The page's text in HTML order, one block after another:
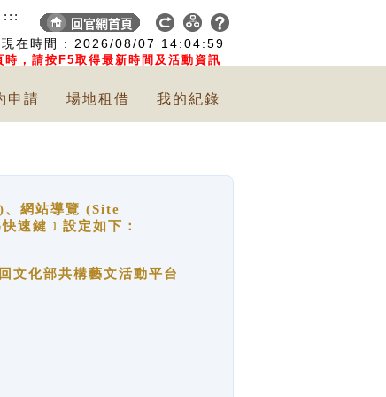
現在時間 : 2026/08/07 14:04:59
時，請按F5取得最新時間及活動資訊
:::
申請 場地租借 我的紀錄
、網站導覽 (Site
速鍵﹞設定如下：
化部共構藝文活動平台